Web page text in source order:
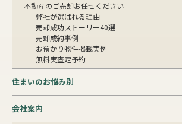
不動産のご売却お任せください
弊社が選ばれる理由
売却成功ストーリー40選
売却成約事例
お預かり物件掲載実例
無料実査定予約
住まいのお悩み別
会社案内